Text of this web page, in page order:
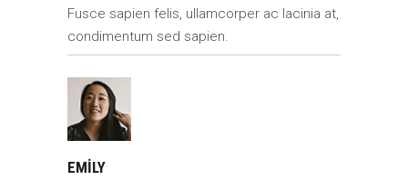
Fusce sapien felis, ullamcorper ac lacinia at,
condimentum sed sapien.
EMILY